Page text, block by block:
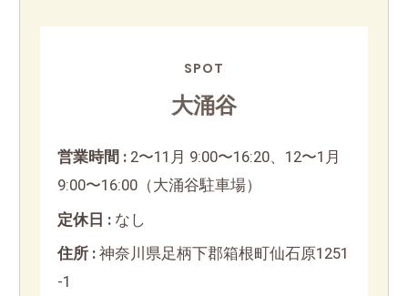
SPOT
大涌谷
営業時間 : 2〜11月 9:00〜16:20、12〜1月
9:00〜16:00（大涌谷駐車場）
定休日 : なし
住所 : 神奈川県足柄下郡箱根町仙石原1251
-1